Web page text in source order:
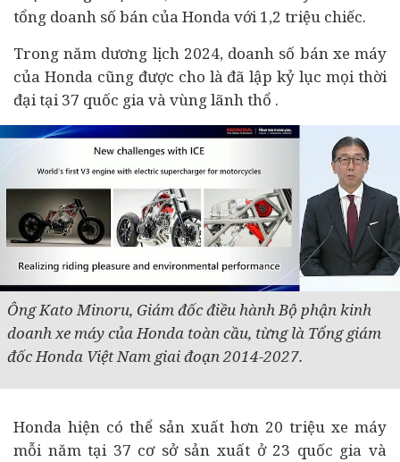
tổng doanh số bán của Honda với 1,2 triệu chiếc.
Trong năm dương lịch 2024, doanh số bán xe máy
của Honda cũng được cho là đã lập kỷ lục mọi thời
đại tại 37 quốc gia và vùng lãnh thổ .
Ông Kato Minoru, Giám đốc điều hành Bộ phận kinh
doanh xe máy của Honda toàn cầu, từng là Tổng giám
đốc Honda Việt Nam giai đoạn 2014-2027.
Honda hiện có thể sản xuất hơn 20 triệu xe máy
mỗi năm tại 37 cơ sở sản xuất ở 23 quốc gia và